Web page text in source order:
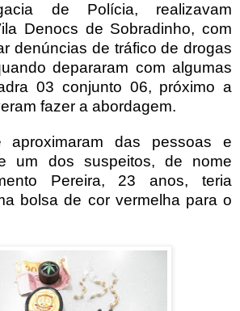
de Polícia, realizavam
Denocs de Sobradinho, com
denúncias de tráfico de drogas
depararam com algumas
03 conjunto 06, próximo a
fazer a abordagem.
aproximaram das pessoas e
um dos suspeitos, de nome
Pereira, 23 anos, teria
bolsa de cor vermelha para o